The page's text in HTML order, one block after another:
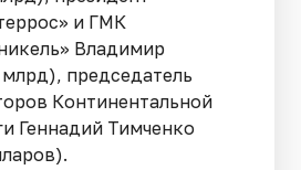
и ГМК
Владимир
председатель
Континентальной
Геннадий Тимченко